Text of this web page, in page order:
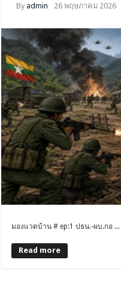
By admin 26 พฤษภาคม 2026
มองแวดบ้าน # ep:1 ปธน.-ผบ.กอ ...
Read more